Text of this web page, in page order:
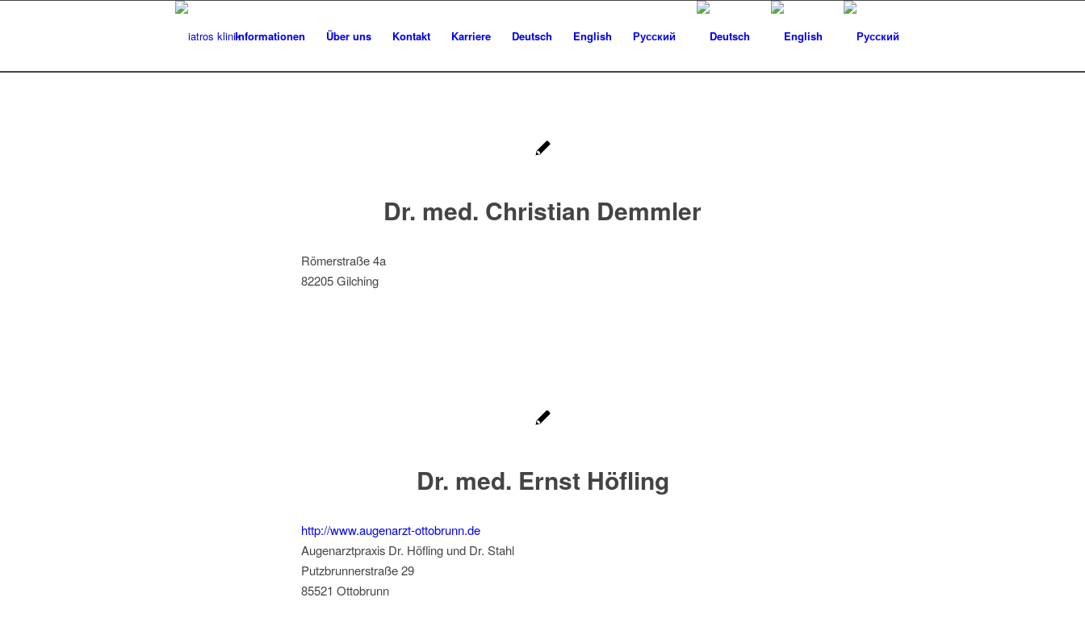
Informationen Über uns Kontakt Karriere Deutsch English Русский
Dr. med. Christian Demmler
Römerstraße 4a
82205 Gilching
Dr. med. Ernst Höfling
http://www.augenarzt-ottobrunn.de
Augenarztpraxis Dr. Höfling und Dr. Stahl
Putzbrunnerstraße 29
85521 Ottobrunn